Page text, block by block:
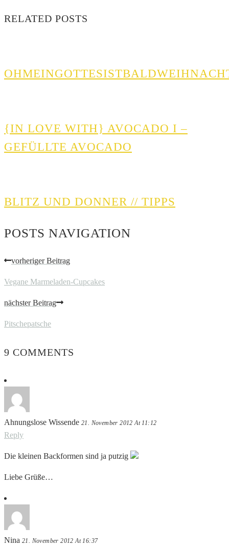
RELATED POSTS
{IN LOVE WITH} AVOCADO I –
GEFÜLLTE AVOCADO
BLITZ UND DONNER // TIPPS
POSTS NAVIGATION
vorheriger Beitrag
Vegane Marmeladen-Cupcakes
nächster Beitrag
Pitschepatsche
9 COMMENTS
Ahnungslose Wissende 21. November 2012 At 11:12
Reply
Die kleinen Backformen sind ja putzig
Liebe Grüße…
Nina 21. November 2012 At 16:37